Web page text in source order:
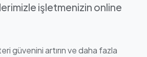
işletmenizin online
güvenini artırın ve daha fazla